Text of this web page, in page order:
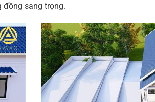
đồng sang trọng.